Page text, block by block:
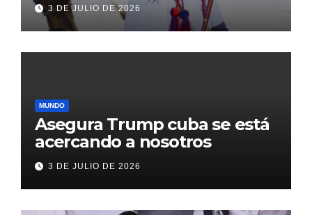
con inversión histórica
3 DE JULIO DE 2026
MUNDO
Asegura Trump cuba se está
acercando a nosotros
3 DE JULIO DE 2026